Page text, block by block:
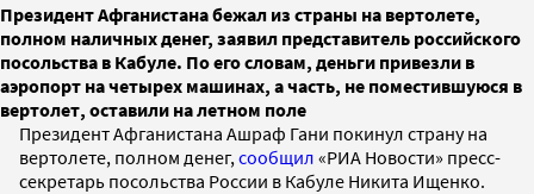
Президент Афганистана бежал из страны на вертолете,
полном наличных денег, заявил представитель российского
посольства в Кабуле. По его словам, деньги привезли в
аэропорт на четырех машинах, а часть, не поместившуюся в
вертолет, оставили на летном поле
Президент Афганистана Ашраф Гани покинул страну на
вертолете, полном денег, сообщил «РИА Новости» пресс-
секретарь посольства России в Кабуле Никита Ищенко.